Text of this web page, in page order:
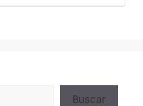
Buscar